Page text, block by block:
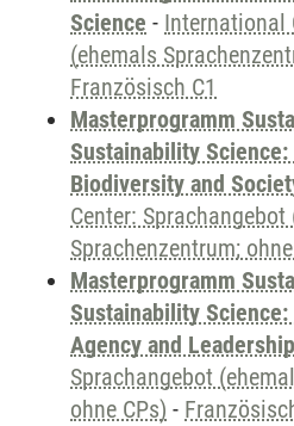
Science - International
(ehemals
Französisch C1
Masterprogramm
Sustainability Science:
Biodiversity and
Center: Sprachangebot
Sprachenzentrum;
Masterprogramm
Sustainability
Agency and Leadership
Sprachangebot
ohne CPs) -